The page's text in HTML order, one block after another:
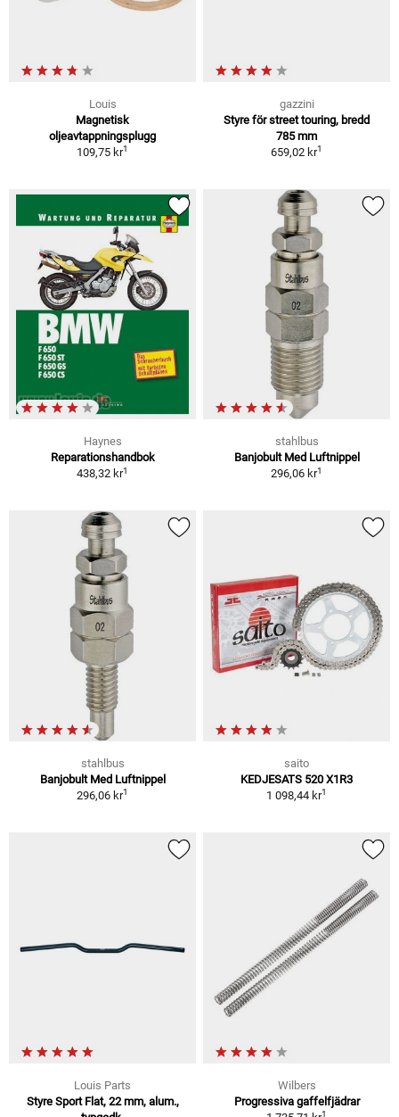
Louis
Magnetisk
oljeavtappningsplugg
109,75 kr1
gazzini
Styre för street touring, bredd
785 mm
659,02 kr1
Haynes
Reparationshandbok
438,32 kr1
stahlbus
Banjobult Med Luftnippel
296,06 kr1
stahlbus
Banjobult Med Luftnippel
296,06 kr1
saito
KEDJESATS 520 X1R3
1 098,44 kr1
Louis Parts
Styre Sport Flat, 22 mm, alum.,
Wilbers
Progressiva gaffelfjädrar
1